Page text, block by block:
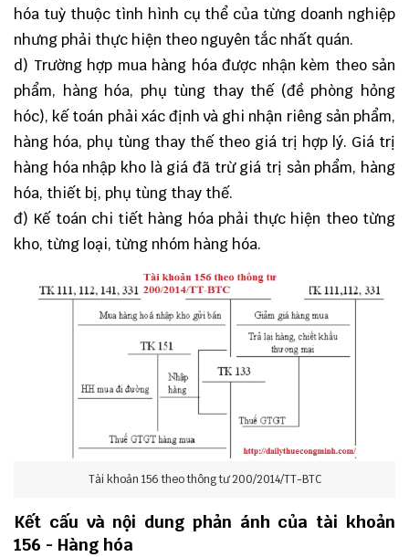
hóa tuỳ thuộc tình hình cụ thể của từng doanh nghiệp
nhưng phải thực hiện theo nguyên tắc nhất quán.
d) Trường hợp mua hàng hóa được nhận kèm theo sản
phẩm, hàng hóa, phụ tùng thay thế (đề phòng hỏng
hóc), kế toán phải xác định và ghi nhận riêng sản phẩm,
hàng hóa, phụ tùng thay thế theo giá trị hợp lý. Giá trị
hàng hóa nhập kho là giá đã trừ giá trị sản phẩm, hàng
hóa, thiết bị, phụ tùng thay thế.
đ) Kế toán chi tiết hàng hóa phải thực hiện theo từng
kho, từng loại, từng nhóm hàng hóa.
Tài khoản 156 theo thông tư 200/2014/TT-BTC
Kết cấu và nội dung phản ánh của tài khoản
156 - Hàng hóa